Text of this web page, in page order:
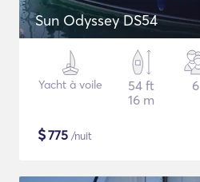
Sun Odyssey DS54
Yacht à voile
54 ft
16 m
6
$775 /nuit